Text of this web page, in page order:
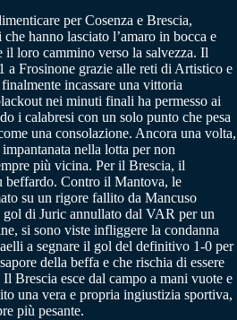
per Cosenza e Brescia,
hanno lasciato l’amaro in bocca e
il loro cammino verso la salvezza. Il
a Frosinone grazie alle reti di Artistico e
incassare una vittoria
nei minuti finali ha permesso ai
i calabresi con un solo punto che pesa
una consolazione. Ancora una volta,
nella lotta per non
più vicina. Per il Brescia, il
beffardo. Contro il Mantova, le
su un rigore fallito da Mancuso
gol di Juric annullato dal VAR per un
si sono viste infliggere la condanna
a segnare il gol del definitivo 1-0 per
della beffa e che rischia di essere
Brescia esce dal campo a mani vuote e
una vera e propria ingiustizia sportiva,
più pesante.